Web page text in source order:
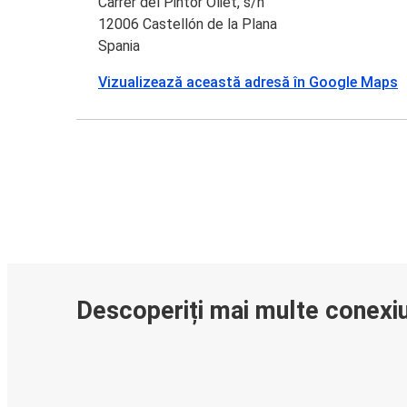
12006 Castellón de la Plana
Spania
Vizualizează această adresă în Google Maps
Descoperiți mai multe